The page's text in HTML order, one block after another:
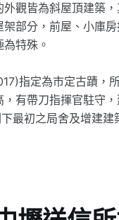
觀皆為斜屋頂建築
部分，前屋、小庫
特殊。
指定為市定古蹟，
有帶刀指揮官駐守
最初之局舍及增建